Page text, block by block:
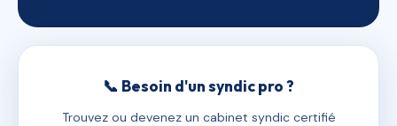
📞 Besoin d'un syndic pro ?
Trouvez ou devenez un cabinet syndic certifié